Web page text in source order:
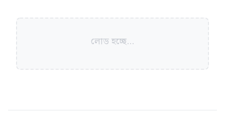
লোড হচ্ছে...